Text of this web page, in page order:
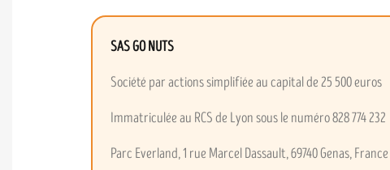
SAS GO NUTS
Société par actions simplifiée au capital de 25 500 euros
Immatriculée au RCS de Lyon sous le numéro 828 774 232
Parc Everland, 1 rue Marcel Dassault, 69740 Genas, France